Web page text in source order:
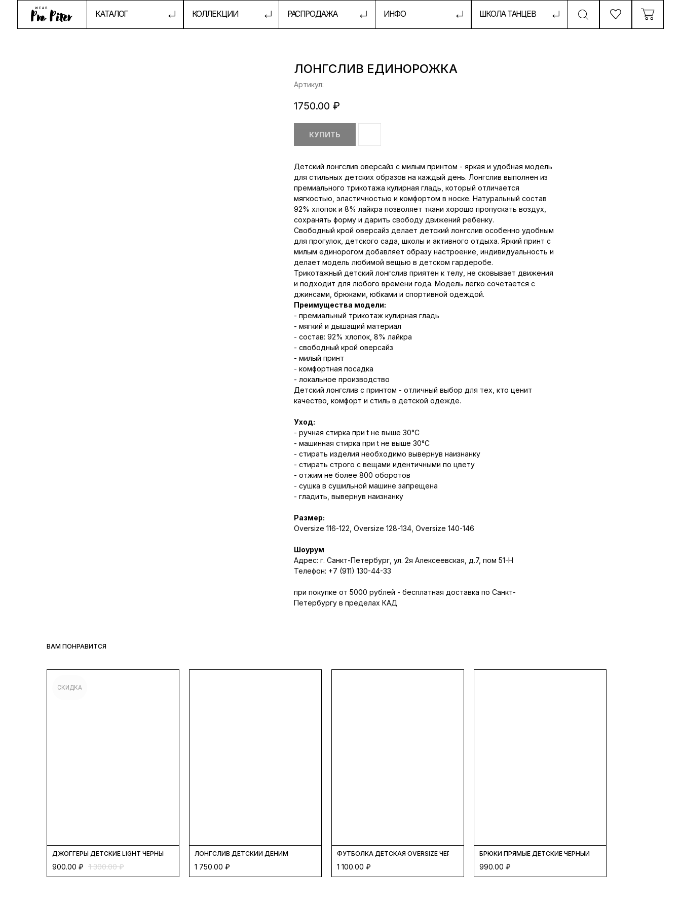
КАТАЛОГ ИНФО
РАСПРОДАЖА
КОЛЛЕКЦИИ ШКОЛА ТАНЦЕВ
ЛОНГСЛИВ ЕДИНОРОЖКА
Артикул:
1750.00 ₽
КУПИТЬ
Детский лонгслив оверсайз с милым принтом - яркая и удобная модель
для стильных детских образов на каждый день. Лонгслив выполнен из
премиального трикотажа кулирная гладь, который отличается
мягкостью, эластичностью и комфортом в носке. Натуральный состав
92% хлопок и 8% лайкра позволяет ткани хорошо пропускать воздух,
сохранять форму и дарить свободу движений ребенку.
Свободный крой оверсайз делает детский лонгслив особенно удобным
для прогулок, детского сада, школы и активного отдыха. Яркий принт с
милым единорогом добавляет образу настроение, индивидуальность и
делает модель любимой вещью в детском гардеробе.
Трикотажный детский лонгслив приятен к телу, не сковывает движения
и подходит для любого времени года. Модель легко сочетается с
джинсами, брюками, юбками и спортивной одеждой.
Преимущества модели:
- премиальный трикотаж кулирная гладь
- мягкий и дышащий материал
- состав: 92% хлопок, 8% лайкра
- свободный крой оверсайз
- милый принт
- комфортная посадка
- локальное производство
Детский лонгслив с принтом - отличный выбор для тех, кто ценит
качество, комфорт и стиль в детской одежде.
Уход:
- ручная стирка при t не выше 30°С
- машинная стирка при t не выше 30°С
- стирать изделия необходимо вывернув наизнанку
- стирать строго с вещами идентичными по цвету
- отжим не более 800 оборотов
- сушка в сушильной машине запрещена
- гладить, вывернув наизнанку
Размер:
Oversize 116-122, Oversize 128-134, Oversize 140-146
Шоурум
Адрес: г. Санкт-Петербург, ул. 2я Алексеевская, д.7, пом 51-Н
Телефон: +7 (911) 130-44-33
при покупке от 5000 рублей - бесплатная доставка по Санкт-
Петербургу в пределах КАД
ВАМ ПОНРАВИТСЯ
СКИДКА
ДЖОГГЕРЫ ДЕТСКИЕ LIGHT ЧЕРНЫЙ
900.00 ₽ 1 300.00 ₽
ЛОНГСЛИВ ДЕТСКИЙ ДЕНИМ
1 750.00 ₽
ФУТБОЛКА ДЕТСКАЯ OVERSIZE ЧЕРНЫЙ
1 100.00 ₽
БРЮКИ ПРЯМЫЕ ДЕТСКИЕ ЧЕРНЫЙ
990.00 ₽